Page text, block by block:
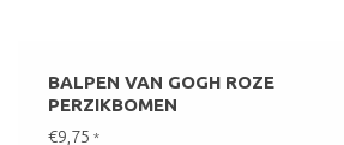
BALPEN VAN GOGH ROZE
PERZIKBOMEN
€9,75 *